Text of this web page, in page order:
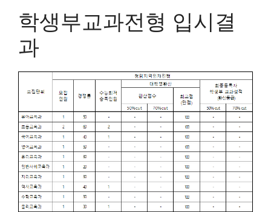
학생부교과전형 입시결
과